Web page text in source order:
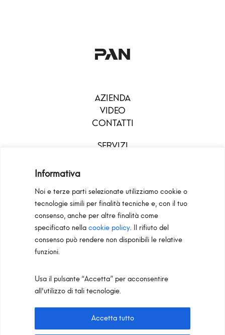
Informativa
Noi e terze parti selezionate utilizziamo cookie o
tecnologie simili per finalità tecniche e, con il tuo
consenso, anche per altre finalità come
specificato nella cookie policy. Il rifiuto del
consenso può rendere non disponibili le relative
funzioni.
Usa il pulsante “Accetta” per acconsentire
all'utilizzo di tali tecnologie.
Accetta tutto
AZIENDA
VIDEO
CONTATTI
SERVIZI
Configuratori Privacy Policy Cookie Policy
Pan S.r.l. – Via G. Michelucci 1, 50028 Barberino
Tavarnelle (Firenze) Italy